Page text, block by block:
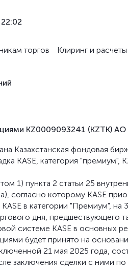
торгов Клиринг и расчеты
KZ0009093241 (KZTK)
Казахстанская фондовая
KASE, категория "премиум",
1) пункта 2 статьи 25
согласно которому KASE
в категории "Премиум",
дня, предшествующего
системе KASE в основных
будет принято на
21 мая 2025 года,
заключения сделки с ними